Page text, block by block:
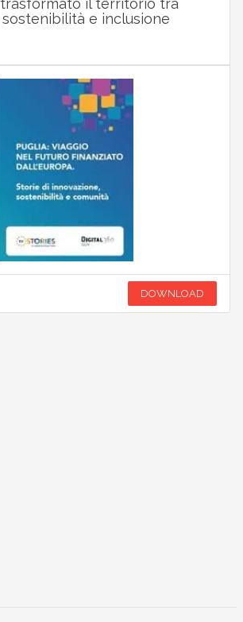
trasformato il territorio tra
e inclusione
DOWNLOAD